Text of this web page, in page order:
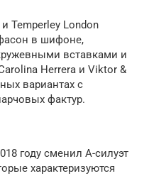
Temperley London
в шифоне,
вставками и
Herrera и Viktor &
вариантах с
фактур.
году сменил А-силуэт
характеризуются